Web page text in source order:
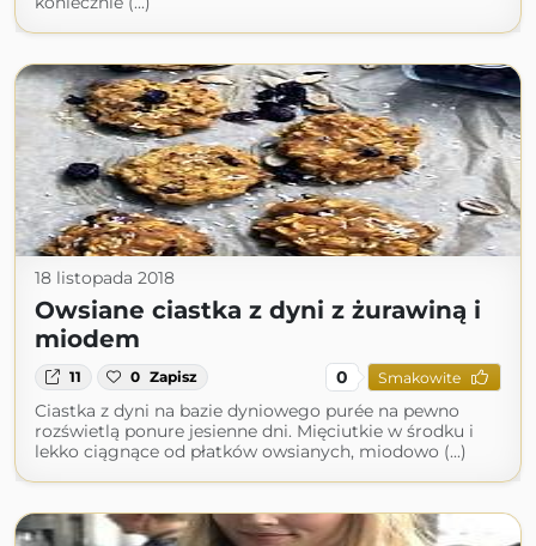
18 listopada 2018
Owsiane ciastka z dyni z żurawiną i
miodem
11 0 Zapisz 0 Smakowite
Ciastka z dyni na bazie dyniowego purée na pewno
rozświetlą ponure jesienne dni. Mięciutkie w środku i
lekko ciągnące od płatków owsianych, miodowo (...)